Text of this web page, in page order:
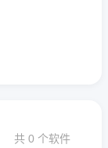
共 0 个软件